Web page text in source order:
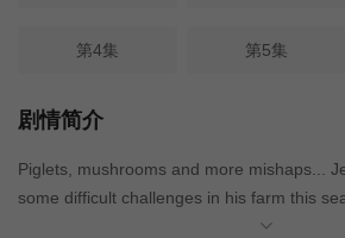
第4集 第5集
第7集
剧情简介
Piglets, mushrooms and more mishaps...
some difficult challenges in his farm this
b come up with urgent, yet interesting